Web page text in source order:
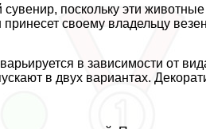
поскольку эти
принесет своему владельцу
в зависимости от
в двух вариантах.